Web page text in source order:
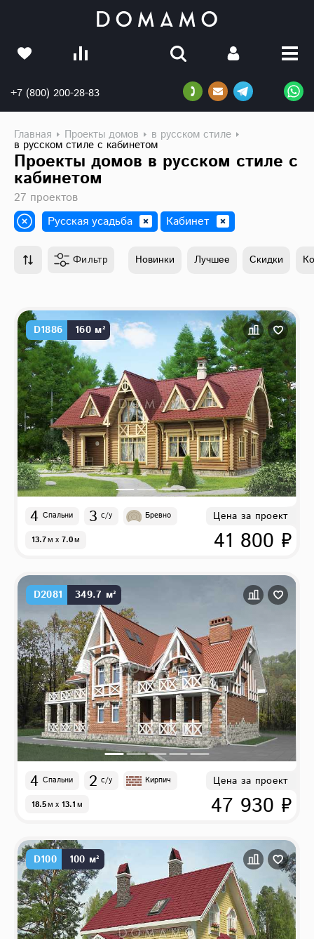
+7 (800) 200-28-83
Главная Проекты домов в русском стиле
в русском стиле с кабинетом
Проекты домов в русском стиле с
кабинетом
27 проектов
Русская усадьба
Кабинет
Фильтр Новинки Лучшее Скидки
D1886 160 м²
4 Спальни 3 с/у Бревно
13.7м x 7.0м
Цена за проект
41 800 ₽
D2081 349.7 м²
4 Спальни 2 с/у Кирпич
18.5м x 13.1м
Цена за проект
47 930 ₽
D100 100 м²